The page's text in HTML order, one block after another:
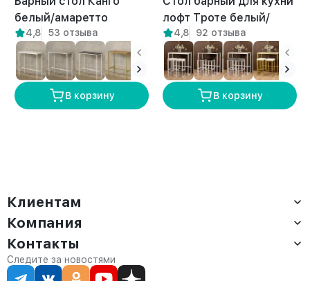
белый/амаретто
4,8 53 отзыва
В корзину
лофт Троте белый/
амаретто
4,8 92 отзыва
В корзину
Клиентам
Доставка
Оплата
Сервис
Статус заказа
Компания
О компании
Контакты
Партнёрам
Контакты
Отдел продаж:
8 (800) 234-22-62
Следите за новостями